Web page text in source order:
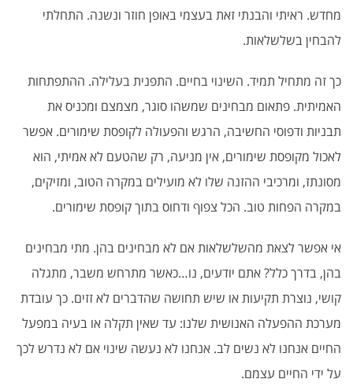
מחדש. ראיתי והבנתי זאת בעצמי באופן חוזר ונשנה. התחלתי
להבחין בשלשלאות.
כך זה מתחיל תמיד. השינוי בחיים. התפנית בעלילה. ההתפתחות
האמיתית. פתאום מבחינים שמשהו סוגר, מצמצם ומכניס את
תבניות ודפוסי החשיבה, הרגש והפעולה לקופסת שימורים. אפשר
לאכול מקופסת שימורים, אין מניעה, רק שהטעם לא אמיתי, הוא
מסונתז, ומרכיבי ההזנה שלו לא מועילים במקרה הטוב, ומזיקים,
במקרה הפחות טוב. הכל צפוף ודחוס בתוך קופסת שימורים.
אי אפשר לצאת מהשלשלאות אם לא מבחינים בהן. מתי מבחינים
בהן, בדרך כלל? אתם יודעים, נו…כאשר מתרחש משבר, מתגלה
קושי, נוצרת תקיעות או שיש תחושה שהדברים לא זזים. כך עובדת
מערכת ההפעלה האנושית שלנו: עד שאין תקלה או בעיה במפעל
החיים אנחנו לא נשים לב. אנחנו לא נעשה שינוי אם לא נדרש לכך
על ידי החיים עצמם.